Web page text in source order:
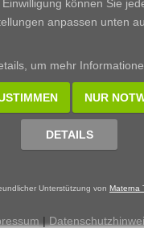
Materna TMT GmbH, powered
können Sie
anpassen unten
, um mehr
NUR
DETAILS
Unterstützung von Materna
|